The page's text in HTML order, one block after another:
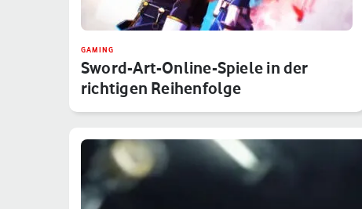
GAMING
Sword-Art-Online-Spiele in der
richtigen Reihenfolge